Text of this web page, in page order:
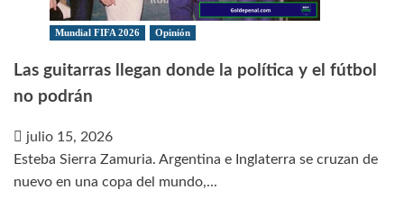
tercer
lugar
mundial
Mundial FIFA 2026 Opinión
Las guitarras llegan donde la política y el fútbol
no podrán
julio 15, 2026
Esteba Sierra Zamuria. Argentina e Inglaterra se cruzan de
nuevo en una copa del mundo,...